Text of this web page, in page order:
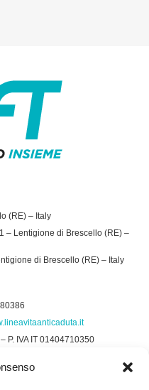
(RE) – Italy
– Lentigione di Brescello (RE) –
di Brescello (RE) – Italy
P. IVA IT 01404710350
Policy